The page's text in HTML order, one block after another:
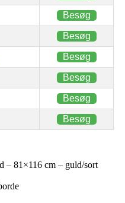
Besøg
Besøg
Besøg
Besøg
Besøg
Besøg
– 81×116 cm – guld/sort